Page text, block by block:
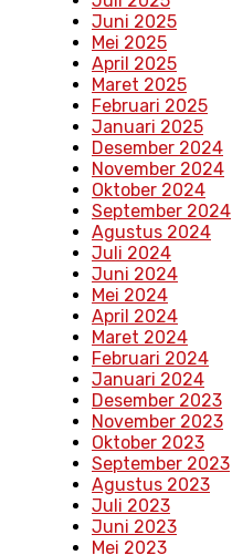
Juni 2025
Mei 2025
April 2025
Maret 2025
Februari 2025
Januari 2025
Desember 2024
November 2024
Oktober 2024
September 2024
Agustus 2024
Juli 2024
Juni 2024
Mei 2024
April 2024
Maret 2024
Februari 2024
Januari 2024
Desember 2023
November 2023
Oktober 2023
September 2023
Agustus 2023
Juli 2023
Juni 2023
Mei 2023